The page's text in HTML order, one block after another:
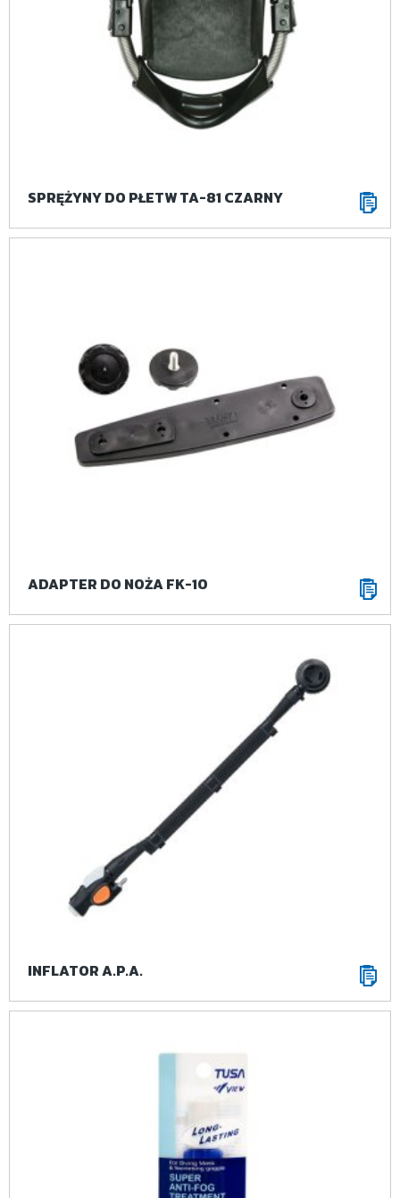
SPRĘŻYNY DO PŁETW TA-81 CZARNY
ADAPTER DO NOŻA FK-10
INFLATOR A.P.A.